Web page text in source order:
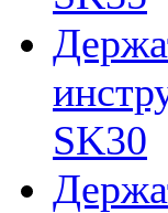
SK30